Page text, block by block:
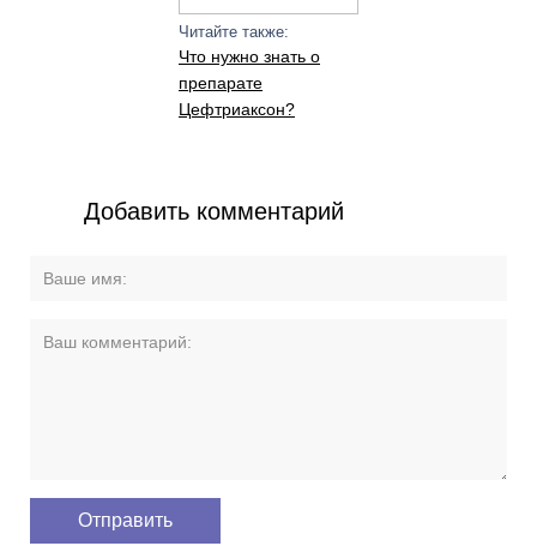
Читайте также:
Что нужно знать о
препарате
Цефтриаксон?
Добавить комментарий